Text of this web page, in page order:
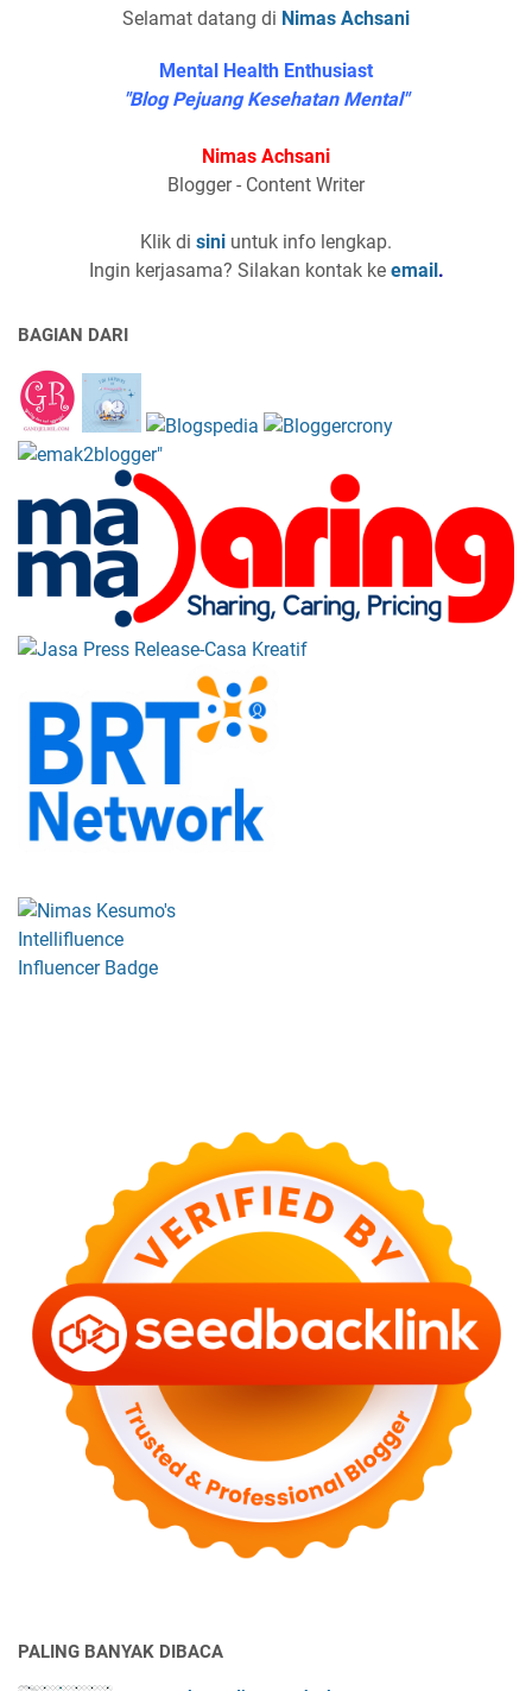
Selamat datang di Nimas Achsani
Mental Health Enthusiast
"Blog Pejuang Kesehatan Mental"
Nimas Achsani
Blogger - Content Writer
Klik di sini untuk info lengkap.
Ingin kerjasama? Silakan kontak ke email.
BAGIAN DARI
PALING BANYAK DIBACA